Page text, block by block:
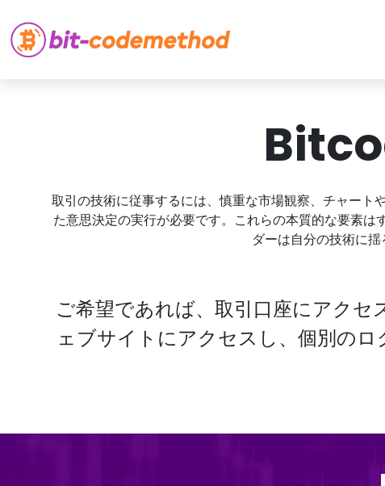
取引の技術に従事するには、慎重な市場観察、チャー
た意思決定の実行が必要です。これらの本質的な要素は
ダーは自分の技術に
ご希望であれば、取引口座にアク
ェブサイトにアクセスし、個別の